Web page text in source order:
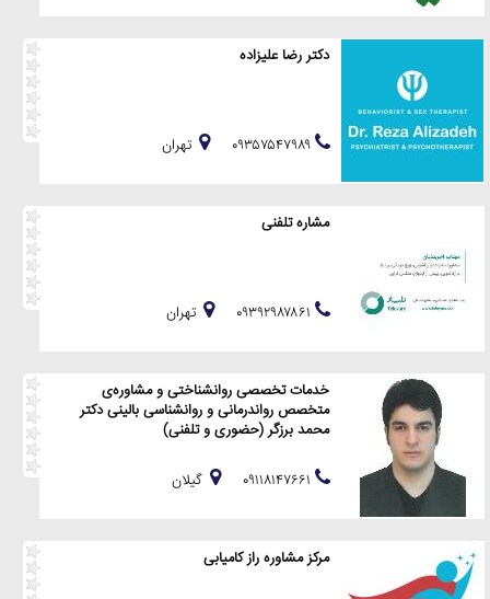
دکتر رضا عليزاده
تهران
مشاره تلفنی
تهران
خدمات تخصصی روانشناختی و مشاوره‌ی
متخصص رواندرمانی و روانشناسی بالینی دکتر
محمد برزگر (حضوری و تلفنی)
گيلان
مرکز مشاوره راز کامیابی